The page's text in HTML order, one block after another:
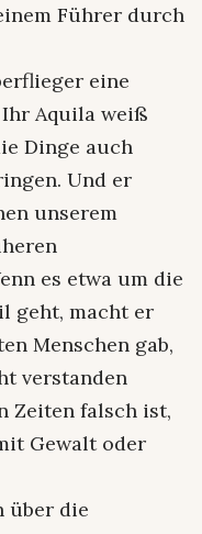
Führer durch
eine
Aquila weiß
Dinge auch
Und er
unserem
es etwa um die
geht, macht er
Menschen gab,
verstanden
Zeiten falsch ist,
Gewalt oder
über die